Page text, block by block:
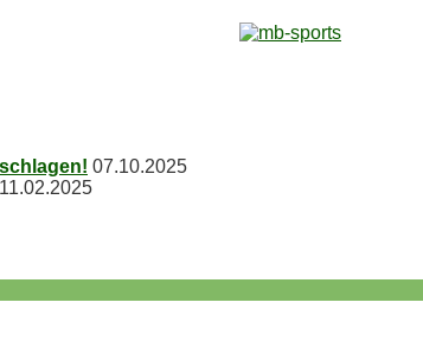
07.10.2025
11.02.2025